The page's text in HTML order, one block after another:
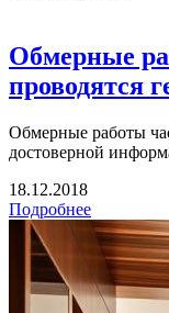
Обмерные
проводятся
Обмерные работы
достоверной
18.12.2018
Подробнее